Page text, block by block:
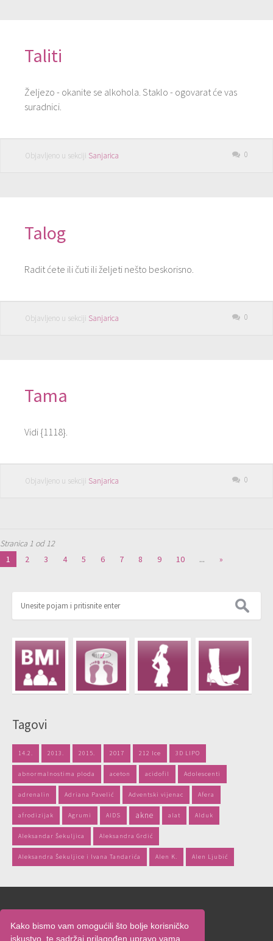
Kako bismo vam omogućili što bolje korisničko
iskustvo, te sadržaj prilagođen upravo vama
Taliti
Željezo - okanite se alkohola. Staklo - ogovarat će vas
suradnici.
Objavljeno u sekciji Sanjarica 0
Talog
Radit ćete ili čuti ili željeti nešto beskorisno.
Objavljeno u sekciji Sanjarica 0
Tama
Vidi {1118}.
Objavljeno u sekciji Sanjarica 0
Stranica 1 od 12
1
2 3 4 5 6 7 8 9 10 ... »
Tagovi
14.2. 2013. 2015. 2017 212 Ice 3D LIPO
abnormalnostima ploda aceton acidofil Adolescenti
adrenalin Adriana Pavelić Adventski vijenac Afera
afrodizijak Agrumi AIDS akne alat Alduk
Aleksandar Šekuljica Aleksandra Grdić
Aleksandra Šekuljice i Ivana Tandarića Alen K. Alen Ljubić